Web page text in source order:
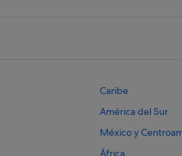
Caribe
América del Sur
México y